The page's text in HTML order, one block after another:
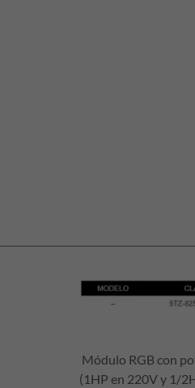
Módulo RGB con
(1HP en 220V y 1/